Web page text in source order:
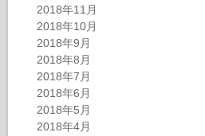
2018年11月
2018年10月
2018年9月
2018年8月
2018年7月
2018年6月
2018年5月
2018年4月